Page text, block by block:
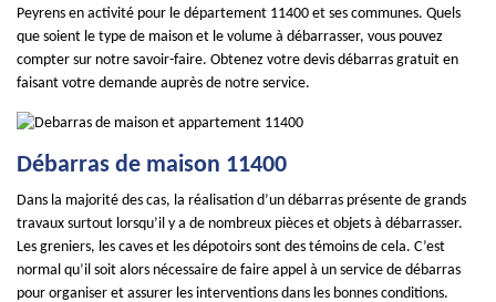
Peyrens en activité pour le département 11400 et ses communes. Quels
que soient le type de maison et le volume à débarrasser, vous pouvez
compter sur notre savoir-faire. Obtenez votre devis débarras gratuit en
faisant votre demande auprès de notre service.
Débarras de maison 11400
Dans la majorité des cas, la réalisation d’un débarras présente de grands
travaux surtout lorsqu’il y a de nombreux pièces et objets à débarrasser.
Les greniers, les caves et les dépotoirs sont des témoins de cela. C’est
normal qu’il soit alors nécessaire de faire appel à un service de débarras
pour organiser et assurer les interventions dans les bonnes conditions.